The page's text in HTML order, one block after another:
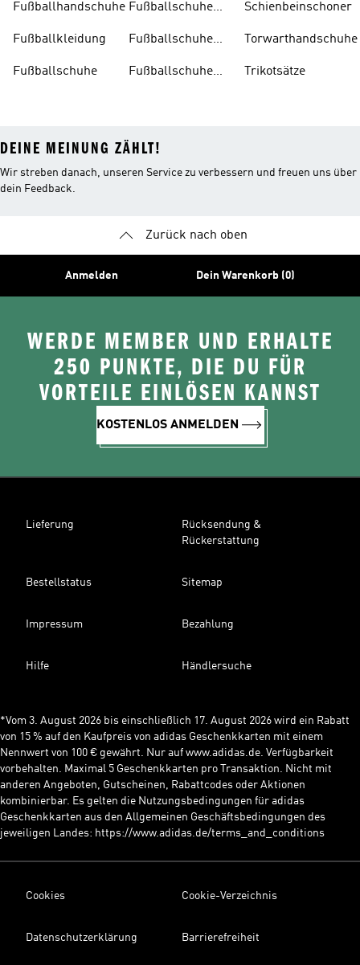
Fußballhandschuhe
Fußballkleidung
Fußballschuhe
Fußballschuhe
Fußballschuhe
Schnürsenkel
Fußballschuhe
Schienbeinschoner
Torwarthandschuhe
Trikotsätze
DEINE MEINUNG ZÄHLT!
Wir streben danach, unseren Service zu verbessern und freuen uns über
dein Feedback.
Zurück nach oben
Anmelden Dein Warenkorb (0)
WERDE MEMBER UND ERHALTE
250 PUNKTE, DIE DU FÜR
VORTEILE EINLÖSEN KANNST
KOSTENLOS ANMELDEN
Lieferung
Rücksendung &
Rückerstattung
Bestellstatus Sitemap
Impressum Bezahlung
Hilfe Händlersuche
*Vom 3. August 2026 bis einschließlich 17. August 2026 wird ein Rabatt
von 15 % auf den Kaufpreis von adidas Geschenkkarten mit einem
Nennwert von 100 € gewährt. Nur auf www.adidas.de. Verfügbarkeit
vorbehalten. Maximal 5 Geschenkkarten pro Transaktion. Nicht mit
anderen Angeboten, Gutscheinen, Rabattcodes oder Aktionen
kombinierbar. Es gelten die Nutzungsbedingungen für adidas
Geschenkkarten aus den Allgemeinen Geschäftsbedingungen des
jeweiligen Landes: https://www.adidas.de/terms_and_conditions
Cookies Cookie-Verzeichnis
Datenschutzerklärung Barrierefreiheit